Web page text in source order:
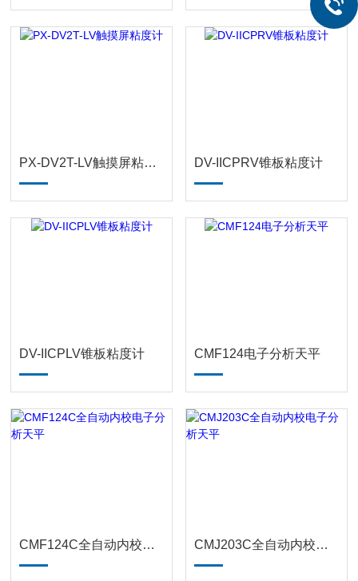
PX-DV2T-LV触摸屏粘度计 DV-IICPRV锥板粘度计
DV-IICPLV锥板粘度计 CMF124电子分析天平
CMF124C全自动内校电子分析天平 CMJ203C全自动内校电子分析天平